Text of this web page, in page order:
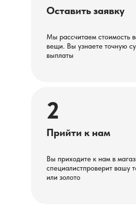
2
Прийти к нам
Вы приходите к нам в
специалистпроверит вашу
или золото
Оставить заявку
Мы рассчитаем стоимость
вещи. Вы узнаете точную
выплаты